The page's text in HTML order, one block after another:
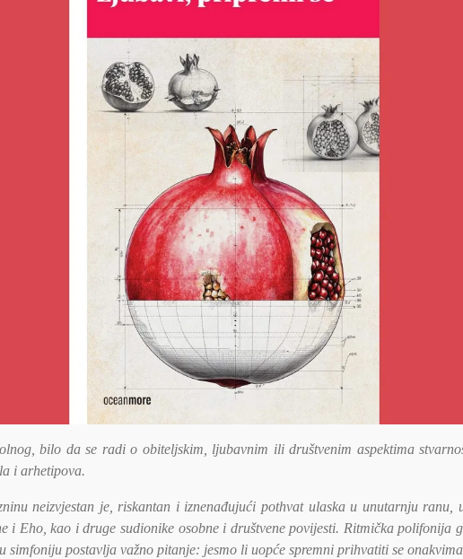
bilo da se radi o obiteljskim, ljubavnim ili društvenim aspektima
i arhetipova.
neizvjestan je, riskantan i iznenađujući pothvat ulaska u unutarnju ranu,
i Eho, kao i druge sudionike osobne i društvene povijesti. Ritmička polifonija
simfoniju postavlja važno pitanje: jesmo li uopće spremni prihvatiti se